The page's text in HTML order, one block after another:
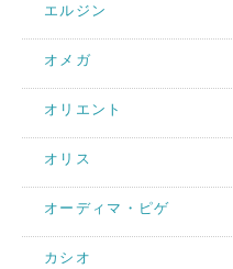
エルジン
オメガ
オリエント
オリス
オーディマ・ピゲ
カシオ